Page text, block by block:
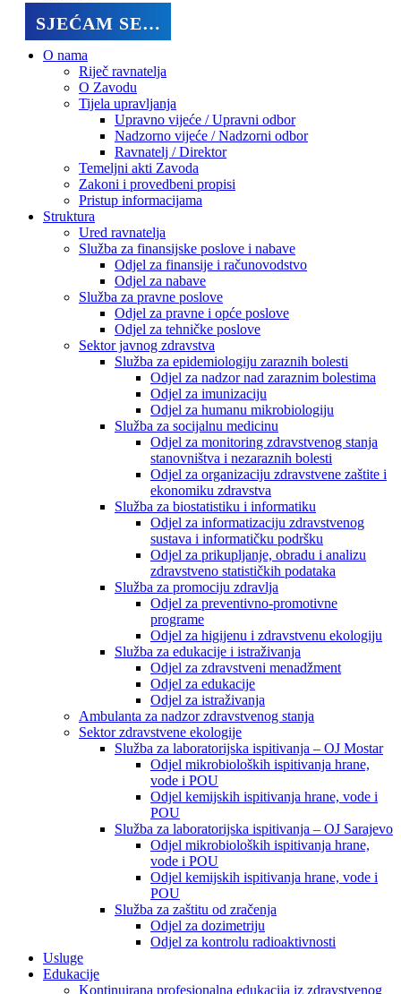
SJEĆAM SE…
O nama
Riječ ravnatelja
O Zavodu
Tijela upravljanja
Upravno vijeće / Upravni odbor
Nadzorno vijeće / Nadzorni odbor
Ravnatelj / Direktor
Temeljni akti Zavoda
Zakoni i provedbeni propisi
Pristup informacijama
Struktura
Ured ravnatelja
Služba za finansijske poslove i nabave
Odjel za finansije i računovodstvo
Odjel za nabave
Služba za pravne poslove
Odjel za pravne i opće poslove
Odjel za tehničke poslove
Sektor javnog zdravstva
Služba za epidemiologiju zaraznih bolesti
Odjel za nadzor nad zaraznim bolestima
Odjel za imunizaciju
Odjel za humanu mikrobiologiju
Služba za socijalnu medicinu
Odjel za monitoring zdravstvenog stanja
stanovništva i nezaraznih bolesti
Odjel za organizaciju zdravstvene zaštite i
ekonomiku zdravstva
Služba za biostatistiku i informatiku
Odjel za informatizaciju zdravstvenog
sustava i informatičku podršku
Odjel za prikupljanje, obradu i analizu
zdravstveno statističkih podataka
Služba za promociju zdravlja
Odjel za preventivno-promotivne
programe
Odjel za higijenu i zdravstvenu ekologiju
Služba za edukacije i istraživanja
Odjel za zdravstveni menadžment
Odjel za edukacije
Odjel za istraživanja
Ambulanta za nadzor zdravstvenog stanja
Sektor zdravstvene ekologije
Služba za laboratorijska ispitivanja – OJ Mostar
Odjel mikrobioloških ispitivanja hrane,
vode i POU
Odjel kemijskih ispitivanja hrane, vode i
POU
Služba za laboratorijska ispitivanja – OJ Sarajevo
Odjel mikrobioloških ispitivanja hrane,
vode i POU
Odjel kemijskih ispitivanja hrane, vode i
POU
Služba za zaštitu od zračenja
Odjel za dozimetriju
Odjel za kontrolu radioaktivnosti
Usluge
Edukacije
Kontinuirana profesionalna edukacija iz zdravstvenog